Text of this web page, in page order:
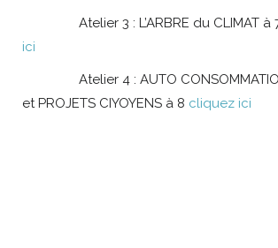
Atelier 3 : L’ARBRE du CLIMAT à
ici
Atelier 4 : AUTO CONSOMMATION
et PROJETS CIYOYENS à 8 cliquez ici